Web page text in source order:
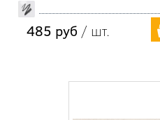
485 руб / шт.